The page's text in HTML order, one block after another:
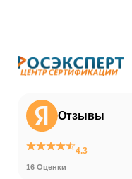
Отзывы
4.3
16 Оценки